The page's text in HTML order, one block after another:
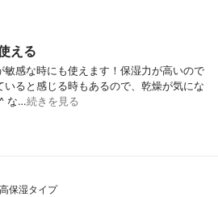
える
敏感な時にも使えます！保湿力が高いので
ると感じる時もあるので、乾燥が気にな
な…続きを見る
保湿タイプ